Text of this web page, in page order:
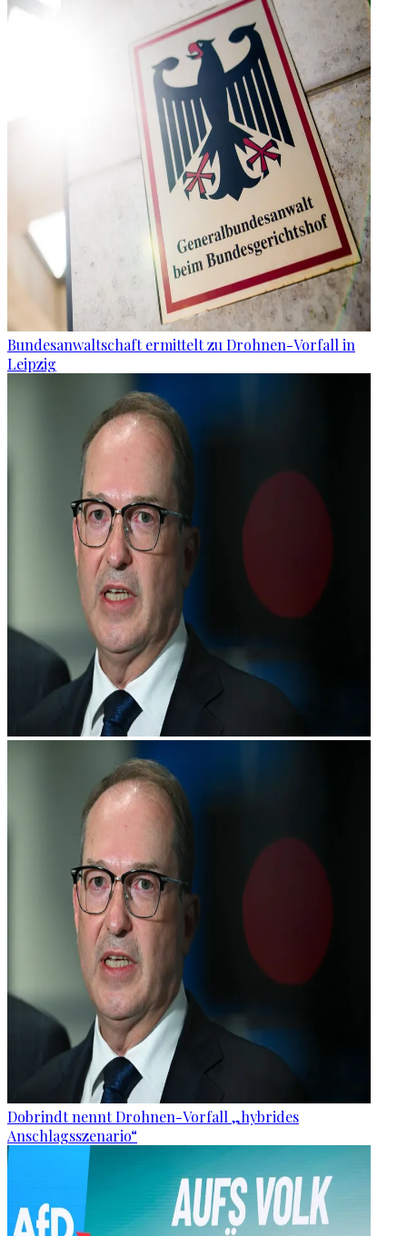
Bundesanwaltschaft ermittelt zu Drohnen-Vorfall in
Leipzig
Dobrindt nennt Drohnen-Vorfall „hybrides
Anschlagsszenario“